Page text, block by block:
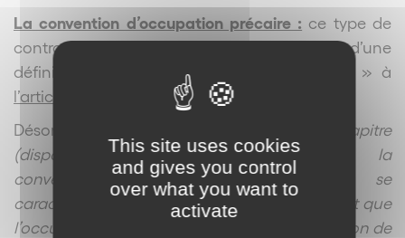
La convention d’occupation précaire : ce type de
contrat crée par la pratique n’a fait l’objet d’une
définition légale que depuis la loi « Pinel » à
l’article L.145-5-1 du Code de commerce
Désormais «
n’est pas soumise au présent chapitre
(dispositions des baux commerciaux) la
convention d’occupation précaire qui se
caractérise, quelle que soit sa durée, par le fait que
l’occupation des lieux n’est autorisée qu’à raison de
This site uses cookies
and gives you control
over what you want to
activate